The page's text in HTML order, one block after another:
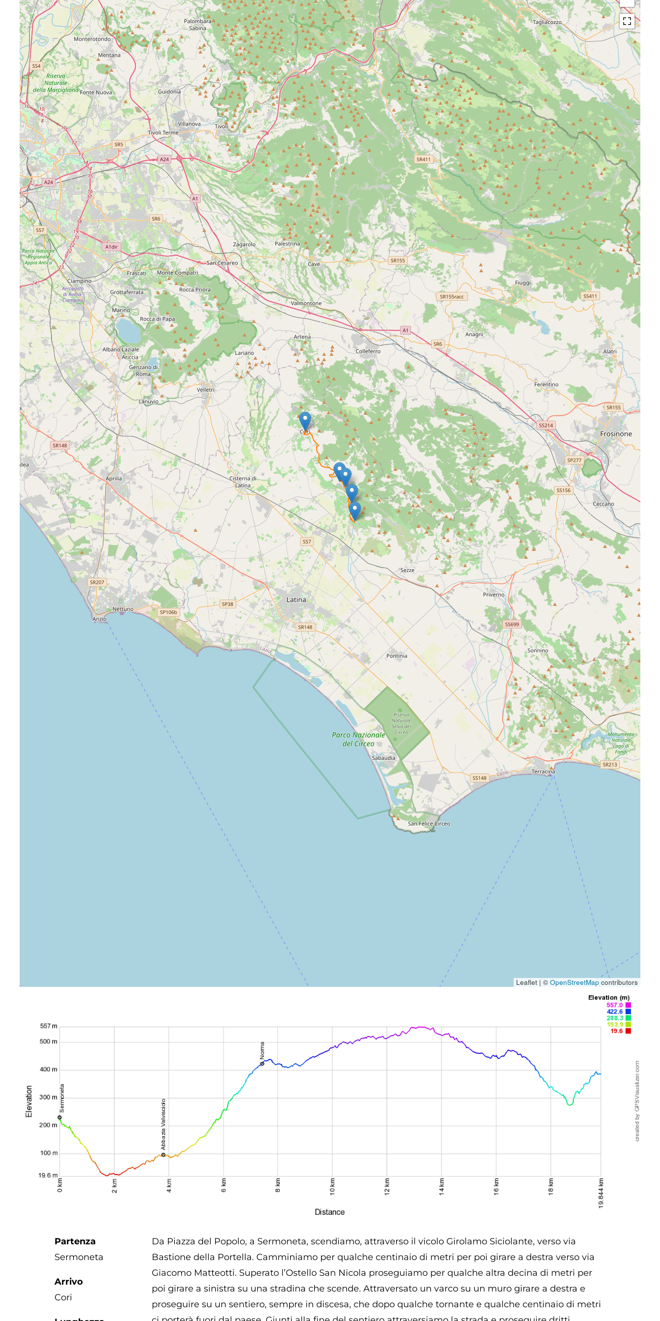
Leaflet | © OpenStreetMap contributors
Partenza
Sermoneta
Arrivo
Cori
Da Piazza del Popolo, a Sermoneta, scendiamo, attraverso il vicolo Girolamo Siciolante, verso via
Bastione della Portella. Camminiamo per qualche centinaio di metri per poi girare a destra verso via
Giacomo Matteotti. Superato l’Ostello San Nicola proseguiamo per qualche altra decina di metri per
poi girare a sinistra su una stradina che scende. Attraversato un varco su un muro girare a destra e
proseguire su un sentiero, sempre in discesa, che dopo qualche tornante e qualche centinaio di metri